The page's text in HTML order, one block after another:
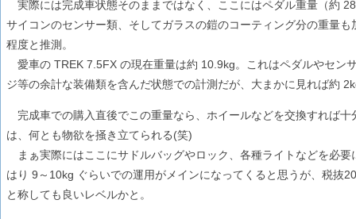
実際には完成車状態そのままではなく、ここにはペダル重量（約
サイコンのセンサー類、そしてガラスの鎧のコーティング分の重量
程度と推測。
愛車の TREK 7.5FX の現在重量は約 10.9kg。これはペダルやセン
ジ等の余計な装備類を含んだ状態での計測だが、大まかに見れば約
完成車での購入直後でこの重量なら、ホイールなどを交換すれば
は、何とも物欲を掻き立てられる(笑)
まぁ実際にはここにサドルバッグやロック、各種ライトなどを必
はり 9～10kg ぐらいでの運用がメインになってくると思うが、税抜
と称しても良いレベルかと。